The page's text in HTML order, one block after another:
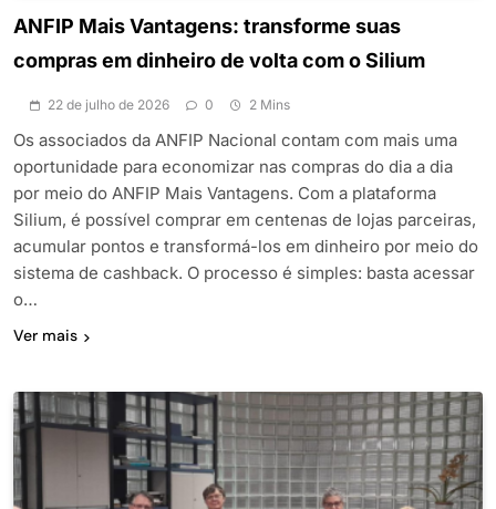
ANFIP Mais Vantagens: transforme suas
compras em dinheiro de volta com o Silium
22 de julho de 2026 0 2 Mins
Os associados da ANFIP Nacional contam com mais uma
oportunidade para economizar nas compras do dia a dia
por meio do ANFIP Mais Vantagens. Com a plataforma
Silium, é possível comprar em centenas de lojas parceiras,
acumular pontos e transformá-los em dinheiro por meio do
sistema de cashback. O processo é simples: basta acessar
o…
Ver mais